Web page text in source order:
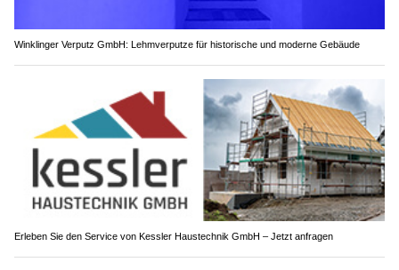
Winklinger Verputz GmbH: Lehmverputze für historische und moderne Gebäude
Erleben Sie den Service von Kessler Haustechnik GmbH – Jetzt anfragen